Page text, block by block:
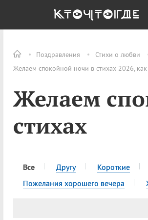
Поздравления Стихи о любви
Желаем спокойной ночи в стихах 2026,
Желаем
стихах
Все Другу Короткие
Пожелания хорошего вечера
ОБЩЕСТВО